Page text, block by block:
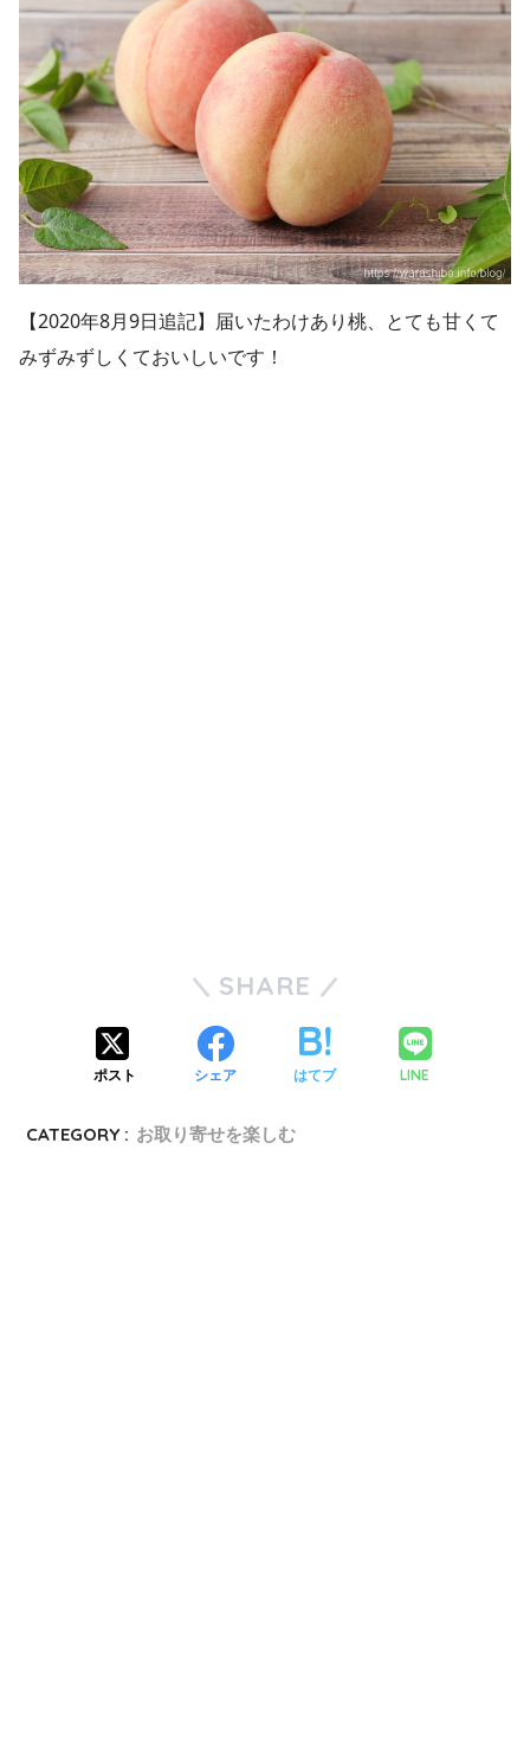
【2020年8月9日追記】届いたわけあり桃、とても甘くて
みずみずしくておいしいです！
SHARE
ポスト シェア はてブ LINE
CATEGORY : お取り寄せを楽しむ